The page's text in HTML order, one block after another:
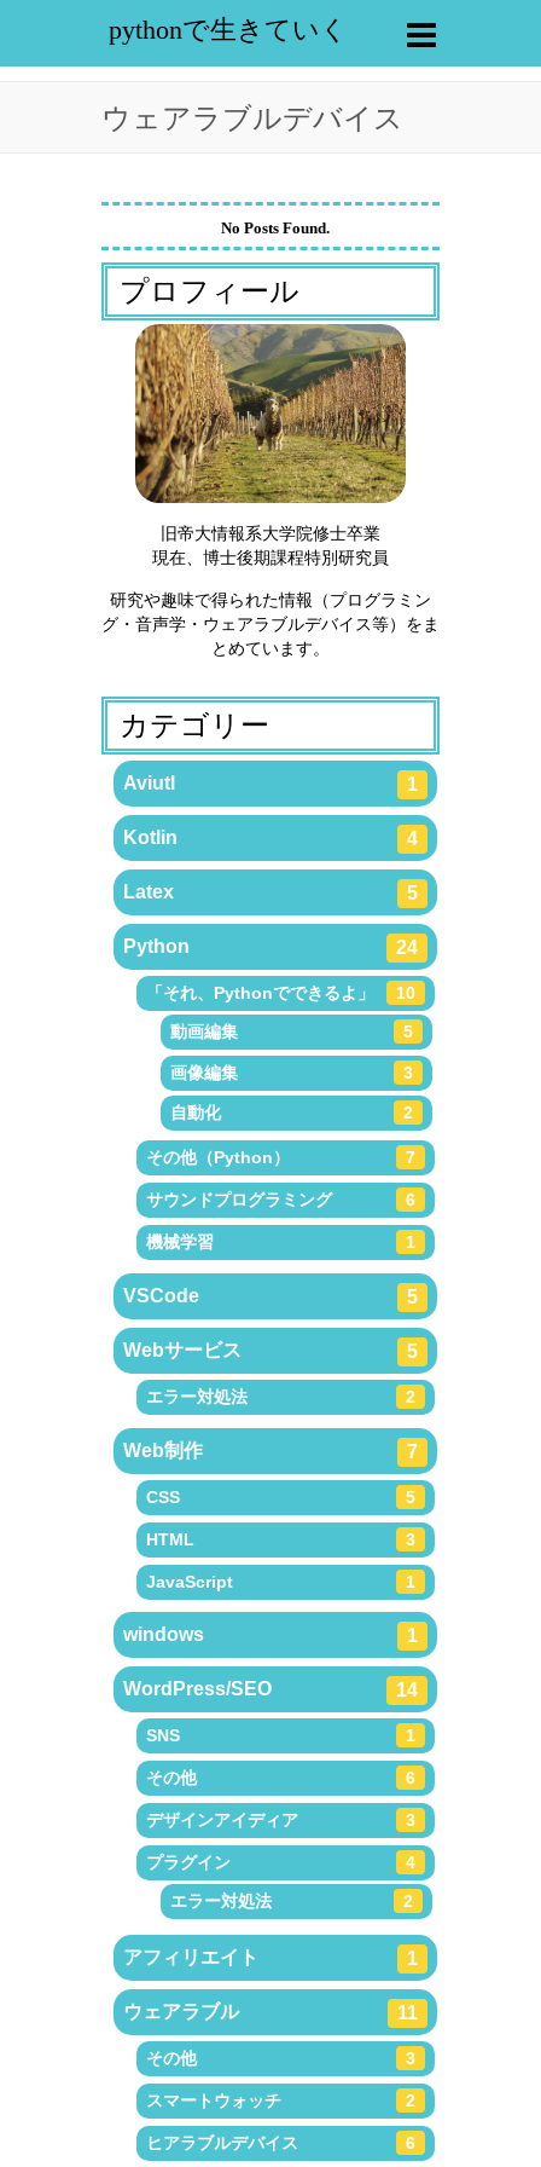
pythonで生きていく
ウェアラブルデバイス
No Posts Found.
プロフィール
旧帝大情報系大学院修士卒業
現在、博士後期課程特別研究員
研究や趣味で得られた情報（プログラミン
グ・音声学・ウェアラブルデバイス等）をま
とめています。
カテゴリー
Aviutl 1
Kotlin 4
Latex 5
Python 24
「それ、Pythonでできるよ」
10
動画編集
5
画像編集 3
自動化 2
その他（Python） 7
サウンドプログラミング 6
機械学習 1
VSCode 5
Webサービス 5
エラー対処法 2
Web制作 7
CSS 5
HTML 3
JavaScript 1
windows 1
WordPress/SEO 14
SNS 1
その他 6
デザインアイディア 3
プラグイン
4
エラー対処法
2
アフィリエイト 1
ウェアラブル 11
その他 3
スマートウォッチ 2
ヒアラブルデバイス 6